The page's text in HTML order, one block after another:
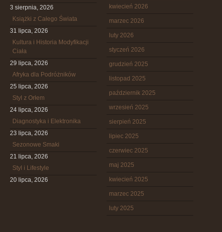
3 sierpnia, 2026
Książki z Całego Świata
31 lipca, 2026
Kultura i Historia Modyfikacji
Ciała
29 lipca, 2026
Afryka dla Podróżników
25 lipca, 2026
Styl z Orłem
24 lipca, 2026
Diagnostyka i Elektronika
23 lipca, 2026
Sezonowe Smaki
21 lipca, 2026
Styl i Lifestyle
20 lipca, 2026
kwiecień 2026
marzec 2026
luty 2026
styczeń 2026
grudzień 2025
listopad 2025
październik 2025
wrzesień 2025
sierpień 2025
lipiec 2025
czerwiec 2025
maj 2025
kwiecień 2025
marzec 2025
luty 2025